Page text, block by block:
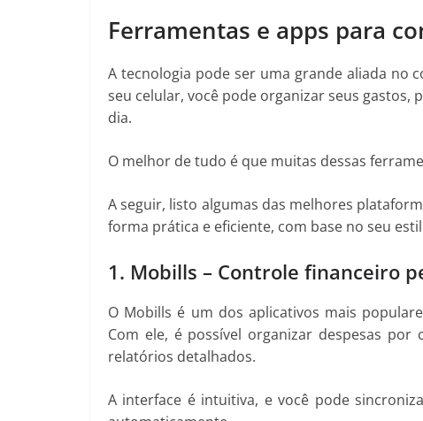
Ferramentas e apps para
A tecnologia pode ser uma grande aliada no
seu celular, você pode organizar seus
dia.
O melhor de tudo é que muitas dessas
A seguir, listo algumas das melhores
forma prática e eficiente, com base no seu
1. Mobills – Controle financeiro
O Mobills é um dos aplicativos mais
Com ele, é possível organizar despesas
relatórios detalhados.
A interface é intuitiva, e você pode